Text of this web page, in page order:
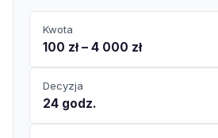
Kwota
100 zł – 4 000 zł
Decyzja
24 godz.